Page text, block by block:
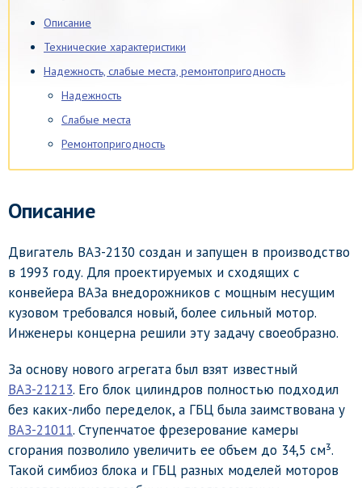
Описание
Технические характеристики
Надежность, слабые места, ремонтопригодность
Надежность
Слабые места
Ремонтопригодность
Описание
Двигатель ВАЗ-2130 создан и запущен в производство
в 1993 году. Для проектируемых и сходящих с
конвейера ВАЗа внедорожников с мощным несущим
кузовом требовался новый, более сильный мотор.
Инженеры концерна решили эту задачу своеобразно.
За основу нового агрегата был взят известный
ВАЗ-21213. Его блок цилиндров полностью подходил
без каких-либо переделок, а ГБЦ была заимствована у
ВАЗ-21011. Ступенчатое фрезерование камеры
сгорания позволило увеличить ее объем до 34,5 см³.
Такой симбиоз блока и ГБЦ разных моделей моторов